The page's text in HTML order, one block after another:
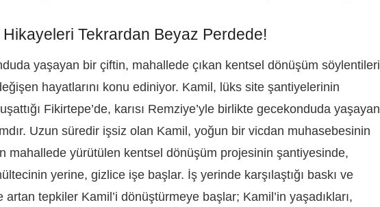
Hikayeleri Tekrardan Beyaz Perdede!
yaşayan bir çiftin, mahallede çıkan kentsel dönüşüm söylentileri
hayatlarını konu ediniyor. Kamil, lüks site şantiyelerinin
Fikirtepe’de, karısı Remziye’yle birlikte gecekonduda yaşayan
Uzun süredir işsiz olan Kamil, yoğun bir vicdan muhasebesinin
mahallede yürütülen kentsel dönüşüm projesinin şantiyesinde,
yerine, gizlice işe başlar. İş yerinde karşılaştığı baskı ve
artan tepkiler Kamil’i dönüştürmeye başlar; Kamil’in yaşadıkları,